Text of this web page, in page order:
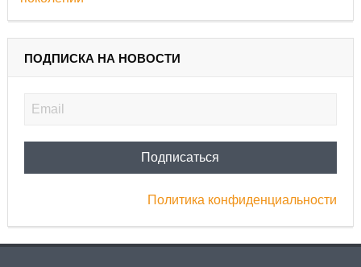
ПОДПИСКА НА НОВОСТИ
Политика конфиденциальности